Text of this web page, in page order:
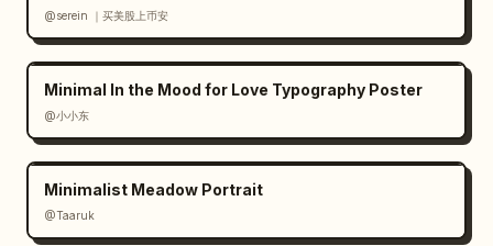
@serein ｜买美股上币安
Minimal In the Mood for Love Typography Poster
@小小东
Minimalist Meadow Portrait
@Taaruk